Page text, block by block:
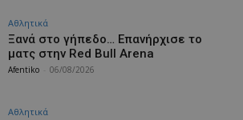
Αθλητικά
Ξανά στο γήπεδο… Επανήρχισε το
ματς στην Red Bull Arena
Afentiko 06/08/2026
Αθλητικά